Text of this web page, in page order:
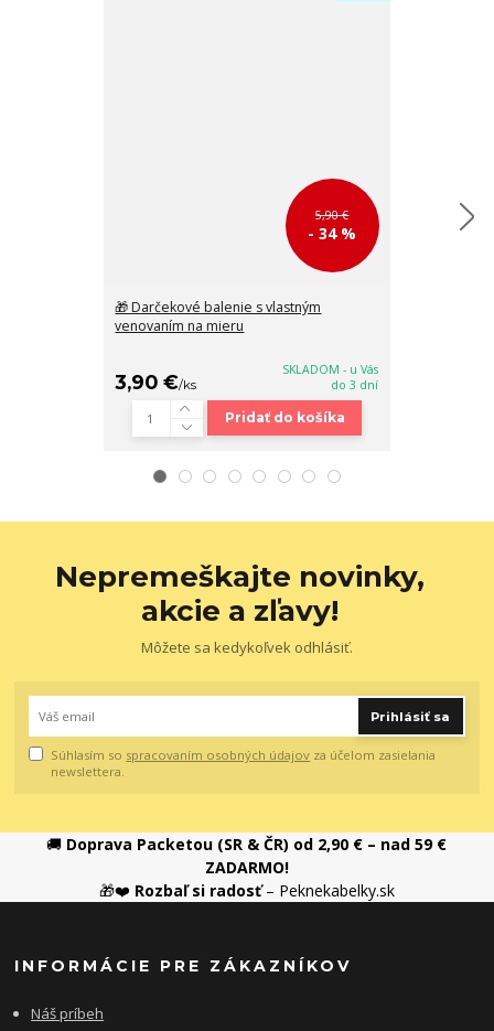
5,90 €
- 34 %
🎁 Darčekové balenie s vlastným
venovaním na mieru
3,90 €/ks
SKLADOM - u Vás
do 3 dní
Pridať do košíka
Nepremeškajte novinky,
akcie a zľavy!
Môžete sa kedykoľvek odhlásiť.
Prihlásiť sa
Súhlasím so spracovaním osobných údajov za účelom zasielania
newslettera.
🚚 Doprava Packetou (SR & ČR) od 2,90 € – nad 59 €
ZADARMO!
🎁❤️ Rozbaľ si radosť– Peknekabelky.sk
INFORMÁCIE PRE ZÁKAZNÍKOV
Náš príbeh